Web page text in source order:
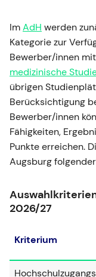
ImAdH werden
Kategorie zur
Bewerber/innen
medizinische
übrigen
Berücksichtigung
Bewerber/innen
Fähigkeiten,
Punkte erreichen.
Augsburg
2026/27
Kriterium